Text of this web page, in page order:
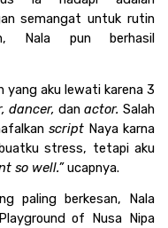
semangat untuk rutin
Nala pun berhasil
yang aku lewati karena 3
dancer, dan actor. Salah
script Naya karna
stress, tetapi aku
so well.” ucapnya.
paling berkesan, Nala
of Nusa Nipa